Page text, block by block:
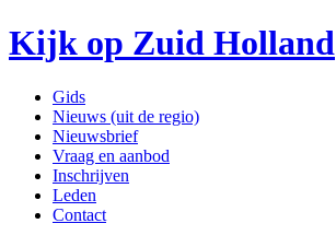
Kijk op Zuid Holland
Gids
Nieuws (uit de regio)
Nieuwsbrief
Vraag en aanbod
Inschrijven
Leden
Contact